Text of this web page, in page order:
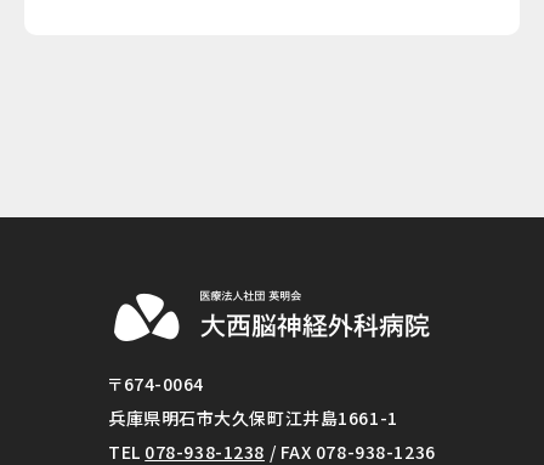
〒674-0064
兵庫県明石市大久保町江井島1661-1
TEL 078-938-1238 / FAX 078-938-1236